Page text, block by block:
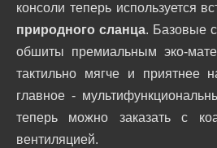
консоли теперь используется
природного сланца. Базовые
обшиты премиальным эко-
тактильно мягче и приятнее
главное -
теперь можно заказать с
вентиляцией.